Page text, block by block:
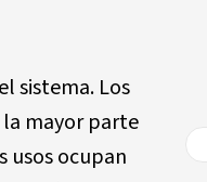
sistema. Los
mayor parte
usos ocupan